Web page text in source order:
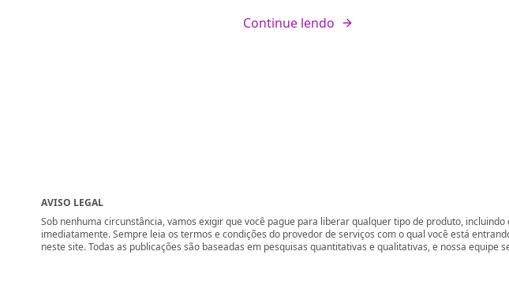
Continue lendo
AVISO LEGAL
Sob nenhuma circunstância, vamos exigir que você pague para liberar qualquer tipo de produto,
imediatamente. Sempre leia os termos e condições do provedor de serviços com o qual você está
neste site. Todas as publicações são baseadas em pesquisas quantitativas e qualitativas, e nossa